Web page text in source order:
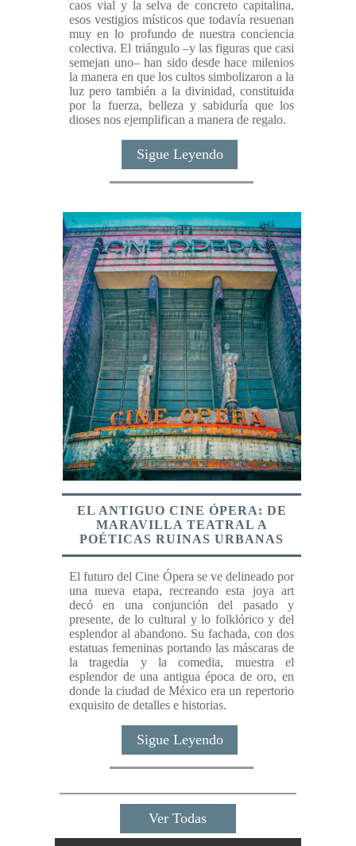
caos vial y la selva de concreto capitalina,
esos vestigios místicos que todavía resuenan
muy en lo profundo de nuestra conciencia
colectiva. El triángulo –y las figuras que casi
semejan uno– han sido desde hace milenios
la manera en que los cultos simbolizaron a la
luz pero también a la divinidad, constituida
por la fuerza, belleza y sabiduría que los
dioses nos ejemplifican a manera de regalo.
Sigue Leyendo
EL ANTIGUO CINE ÓPERA: DE
MARAVILLA TEATRAL A
POÉTICAS RUINAS URBANAS
El futuro del Cine Ópera se ve delineado por
una nueva etapa, recreando esta joya art
decó en una conjunción del pasado y
presente, de lo cultural y lo folklórico y del
esplendor al abandono. Su fachada, con dos
estatuas femeninas portando las máscaras de
la tragedia y la comedia, muestra el
esplendor de una antigua época de oro, en
donde la ciudad de México era un repertorio
exquisito de detalles e historias.
Sigue Leyendo
Ver Todas